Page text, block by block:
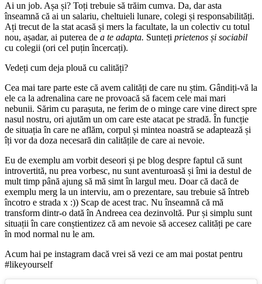
Ai un job. Așa și? Toți trebuie să trăim cumva. Da, dar asta
înseamnă că ai un salariu, cheltuieli lunare, colegi și responsabilități.
Ați trecut de la stat acasă și mers la facultate, la un colectiv cu totul
nou, așadar, ai puterea de a te adapta. Sunteți prietenos și sociabil
cu colegii (ori cel puțin încercați).
Vedeți cum deja plouă cu calități?
Cea mai tare parte este că avem calități de care nu știm. Gândiți-vă la
ele ca la adrenalina care ne provoacă să facem cele mai mari
nebunii. Sărim cu parașuta, ne ferim de o minge care vine direct spre
nasul nostru, ori ajutăm un om care este atacat pe stradă. În funcție
de situația în care ne aflăm, corpul și mintea noastră se adaptează și
îți vor da doza necesară din calitățile de care ai nevoie.
Eu de exemplu am vorbit deseori și pe blog despre faptul că sunt
introvertită, nu prea vorbesc, nu sunt aventuroasă și îmi ia destul de
mult timp până ajung să mă simt în largul meu. Doar că dacă de
exemplu merg la un interviu, am o prezentare, sau trebuie să întreb
încotro e strada x :)) Scap de acest trac. Nu înseamnă că mă
transform dintr-o dată în Andreea cea dezinvoltă. Pur și simplu sunt
situații în care conștientizez că am nevoie să accesez calități pe care
în mod normal nu le am.
Acum hai pe instagram dacă vrei să vezi ce am mai postat pentru
#likeyourself